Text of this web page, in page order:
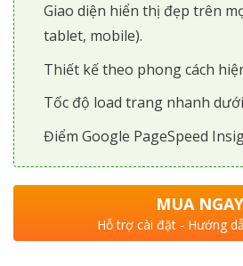
Giao diện hiển thị đẹp trên
tablet, mobile).
Thiết kế theo phong cách
Tốc độ load trang nhanh
Điểm Google PageSpeed
MUA NGAY
Hỗ trợ cài đặt - Hướng